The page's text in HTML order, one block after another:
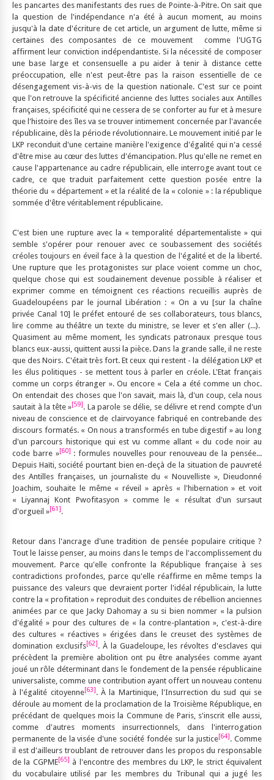
les pancartes des manifestants des rues de Pointe-à-Pitre. On sait que
la question de l'indépendance n'a été à aucun moment, au moins
jusqu'à la date d'écriture de cet article, un argument de lutte, même si
certaines des composantes de ce mouvement comme l'UGTG
affirment leur conviction indépendantiste. Si la nécessité de composer
une base large et consensuelle a pu aider à tenir à distance cette
préoccupation, elle n'est peut-être pas la raison essentielle de ce
désengagement vis-à-vis de la question nationale. C'est sur ce point
que l'on retrouve la spécificité ancienne des luttes sociales aux Antilles
françaises, spécificité qui ne cessera de se conforter au fur et à mesure
que l'histoire des îles va se trouver intimement concernée par l'avancée
républicaine, dès la période révolutionnaire. Le mouvement initié par le
LKP reconduit d'une certaine manière l'exigence d'égalité qui n'a cessé
d'être mise au cœur des luttes d'émancipation. Plus qu'elle ne remet en
cause l'appartenance au cadre républicain, elle interroge avant tout ce
cadre, ce que traduit parfaitement cette question posée entre la
théorie du « département » et la réalité de la « colonie » : la république
sommée d'être véritablement républicaine.
C'est bien une rupture avec la « temporalité départementaliste » qui
semble s'opérer pour renouer avec ce soubassement des sociétés
créoles toujours en éveil face à la question de l'égalité et de la liberté.
Une rupture que les protagonistes sur place voient comme un choc,
quelque chose qui est soudainement devenue possible à réaliser et
exprimer comme en témoignent ces réactions recueillis auprès de
Guadeloupéens par le journal Libération : « On a vu [sur la chaîne
privée Canal 10] le préfet entouré de ses collaborateurs, tous blancs,
lire comme au théâtre un texte du ministre, se lever et s'en aller (...).
Quasiment au même moment, les syndicats patronaux presque tous
blancs eux-aussi, quittent aussi la pièce. Dans la grande salle, il ne reste
que des Noirs. C'était très fort. Et ceux qui restent - la délégation LKP et
les élus politiques - se mettent tous à parler en créole. L'Etat français
comme un corps étranger ». Ou encore « Cela a été comme un choc.
On entendait des choses que l'on savait, mais là, d'un coup, cela nous
sautait à la tête »[59]. La parole se délie, se délivre et rend compte d'un
niveau de conscience et de clairvoyance fabriqué en contrebande des
discours formatés. « On nous a transformés en tube digestif » au long
d'un parcours historique qui est vu comme allant « du code noir au
code barre »[60] : formules nouvelles pour renouveau de la pensée...
Depuis Haïti, société pourtant bien en-deçà de la situation de pauvreté
des Antilles françaises, un journaliste du « Nouvelliste », Dieudonné
Joachim, souhaite le même « réveil » après « l'hibernation » et voit
« Liyannaj Kont Pwofitasyon » comme le « résultat d'un sursaut
d'orgueil »[61].
Retour dans l'ancrage d'une tradition de pensée populaire critique ?
Tout le laisse penser, au moins dans le temps de l'accomplissement du
mouvement. Parce qu'elle confronte la République française à ses
contradictions profondes, parce qu'elle réaffirme en même temps la
puissance des valeurs que devraient porter l'idéal républicain, la lutte
contre la « profitation » reproduit des conduites de rébellion anciennes
animées par ce que Jacky Dahomay a su si bien nommer « la pulsion
d'égalité » pour des cultures de « la contre-plantation », c'est-à-dire
des cultures « réactives » érigées dans le creuset des systèmes de
domination exclusifs[62]. À la Guadeloupe, les révoltes d'esclaves qui
précèdent la première abolition ont pu être analysées comme ayant
joué un rôle déterminant dans le fondement de la pensée républicaine
universaliste, comme une contribution ayant offert un nouveau contenu
à l'égalité citoyenne[63]. À la Martinique, l'Insurrection du sud qui se
déroule au moment de la proclamation de la Troisième République, en
précédant de quelques mois la Commune de Paris, s'inscrit elle aussi,
comme d'autres moments insurrectionnels, dans l'interrogation
permanente de la visée d'une société fondée sur la justice[64]. Comme
il est d'ailleurs troublant de retrouver dans les propos du responsable
de la CGPME[65] à l'encontre des membres du LKP, le strict équivalent
du vocabulaire utilisé par les membres du Tribunal qui a jugé les